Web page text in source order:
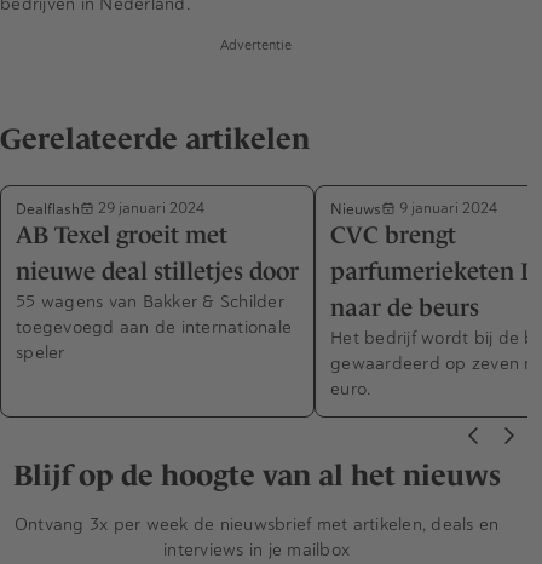
Advertentie
Gerelateerde artikelen
Dealflash 29 januari 2024
AB Texel groeit met
nieuwe deal stilletjes door
55 wagens van Bakker & Schilder
toegevoegd aan de internationale
speler
Nieuws 9 januari 2024
CVC brengt
parfumerieketen
naar de beurs
Het bedrijf wordt bij de
gewaardeerd op zeven
euro.
Blijf op de hoogte van al het nieuws
Ontvang 3x per week de nieuwsbrief met artikelen, deals en
interviews in je mailbox